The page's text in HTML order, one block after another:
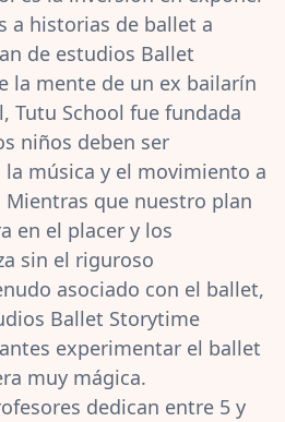
a historias de ballet a
de estudios Ballet
la mente de un ex bailarín
Tutu School fue fundada
niños deben ser
música y el movimiento a
que nuestro plan
en el placer y los
sin el riguroso
asociado con el ballet,
Ballet Storytime
experimentar el ballet
muy mágica.
dedican entre 5 y